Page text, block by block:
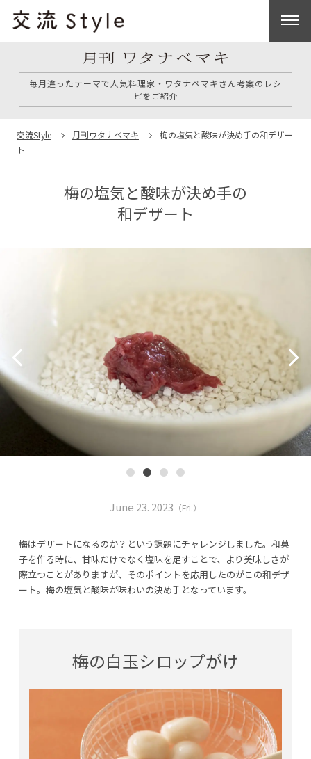
毎月違ったテーマで人気料理家・ワタナベマキさん考案のレシ
ピをご紹介
交流Style 月刊ワタナベマキ 梅の塩気と酸味が決め手の和デザー
ト
梅の塩気と酸味が決め手の
和デザート
June 23. 2023 （Fri.）
梅はデザートになるのか？という課題にチャレンジしました。和菓
子を作る時に、甘味だけでなく塩味を足すことで、より美味しさが
際立つことがありますが、そのポイントを応用したのがこの和デザ
ート。梅の塩気と酸味が味わいの決め手となっています。
梅の白玉シロップがけ